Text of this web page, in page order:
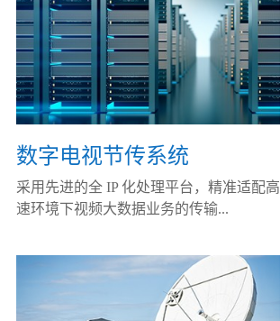
数字电视节传系统
采用先进的全 IP 化处理平台，精准适配高
速环境下视频大数据业务的传输...